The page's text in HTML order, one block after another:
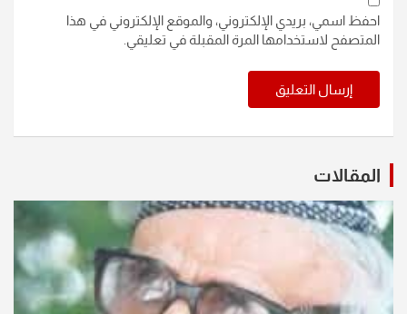
احفظ اسمي، بريدي الإلكتروني، والموقع الإلكتروني في هذا
المتصفح لاستخدامها المرة المقبلة في تعليقي.
المقالات